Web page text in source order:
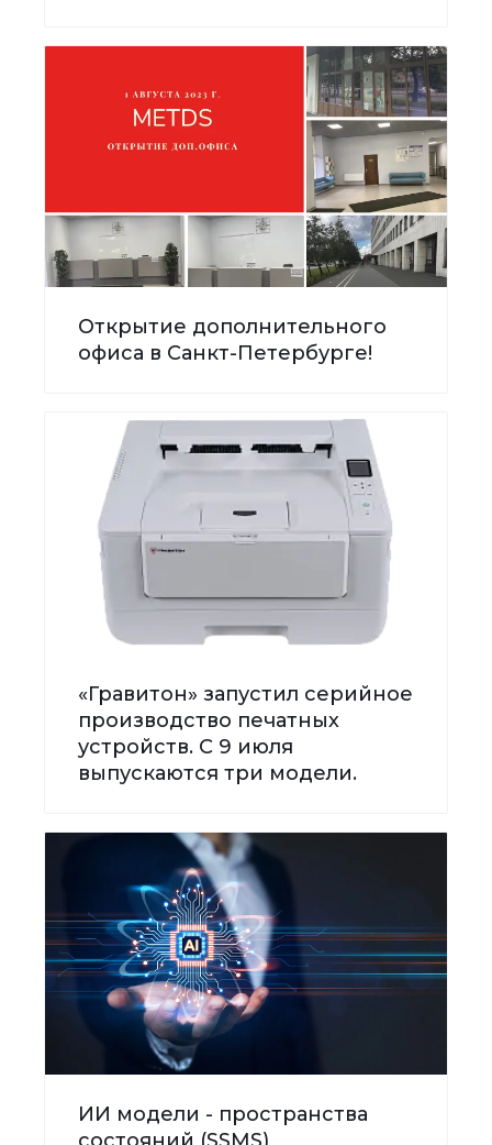
Открытие дополнительного
офиса в Санкт-Петербурге!
«Гравитон» запустил серийное
производство печатных
устройств. С 9 июля
выпускаются три модели.
ИИ модели - пространства
состояний (SSMS)